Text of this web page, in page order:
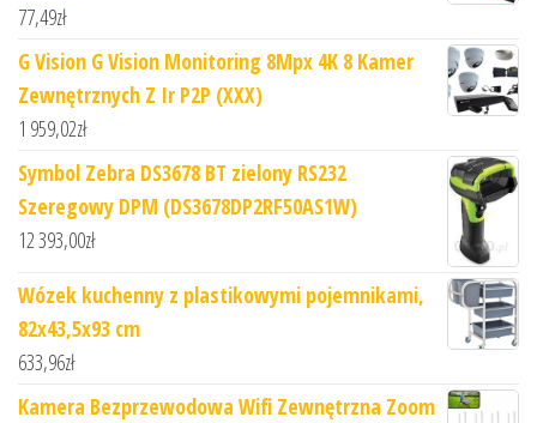
77,49zł
G Vision G Vision Monitoring 8Mpx 4K 8 Kamer
Zewnętrznych Z Ir P2P (XXX)
1 959,02zł
Symbol Zebra DS3678 BT zielony RS232
Szeregowy DPM (DS3678DP2RF50AS1W)
12 393,00zł
Wózek kuchenny z plastikowymi pojemnikami,
82x43,5x93 cm
633,96zł
Kamera Bezprzewodowa Wifi Zewnętrzna Zoom